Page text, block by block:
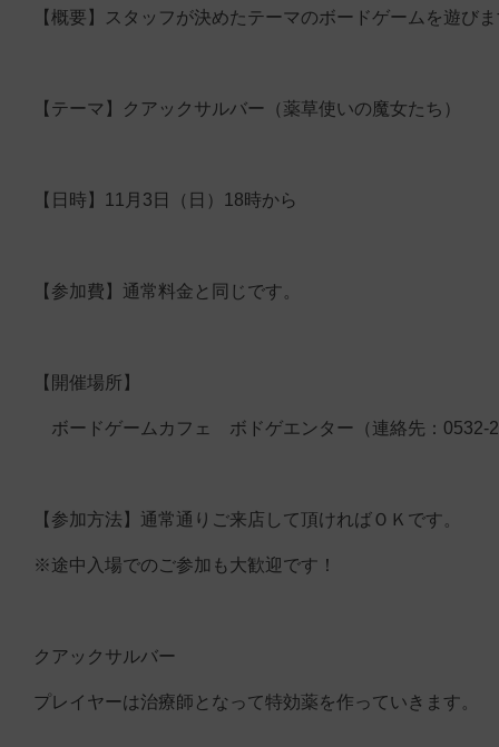
【概要】スタッフが決めたテーマのボードゲームを遊び
【テーマ】クアックサルバー（薬草使いの魔女たち）
【日時】11月3日（日）18時から
【参加費】通常料金と同じです。
【開催場所】
ボードゲームカフェ ボドゲエンター（連絡先：0532-
【参加方法】通常通りご来店して頂ければＯＫです。
※途中入場でのご参加も大歓迎です！
クアックサルバー
プレイヤーは治療師となって特効薬を作っていきます。